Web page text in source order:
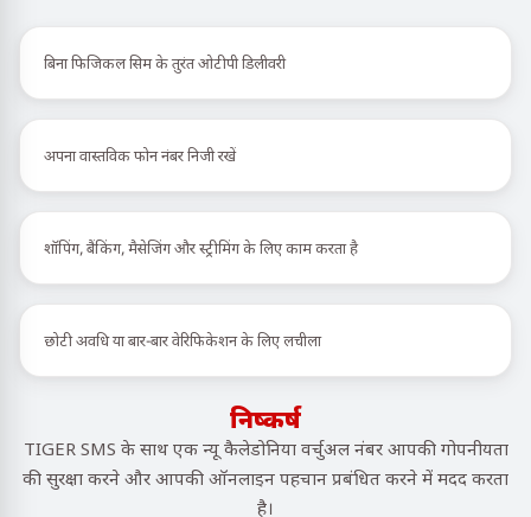
बिना फिजिकल सिम के तुरंत ओटीपी डिलीवरी
अपना वास्तविक फोन नंबर निजी रखें
शॉपिंग, बैंकिंग, मैसेजिंग और स्ट्रीमिंग के लिए काम करता है
छोटी अवधि या बार-बार वेरिफिकेशन के लिए लचीला
निष्कर्ष
TIGER SMS के साथ एक न्यू कैलेडोनिया वर्चुअल नंबर आपकी गोपनीयता
की सुरक्षा करने और आपकी ऑनलाइन पहचान प्रबंधित करने में मदद करता
है।